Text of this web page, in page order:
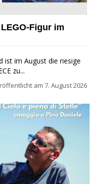
im LEGOLAND Water
Figur im
ist im August die riesige
zu...
am 7. August 2026